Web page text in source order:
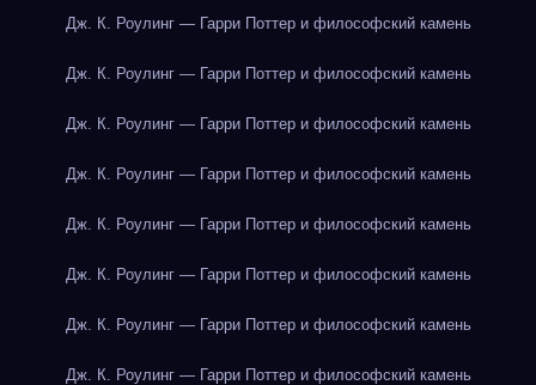
Дж. К. Роулинг — Гарри Поттер и философский камень
Дж. К. Роулинг — Гарри Поттер и философский камень
Дж. К. Роулинг — Гарри Поттер и философский камень
Дж. К. Роулинг — Гарри Поттер и философский камень
Дж. К. Роулинг — Гарри Поттер и философский камень
Дж. К. Роулинг — Гарри Поттер и философский камень
Дж. К. Роулинг — Гарри Поттер и философский камень
Дж. К. Роулинг — Гарри Поттер и философский камень